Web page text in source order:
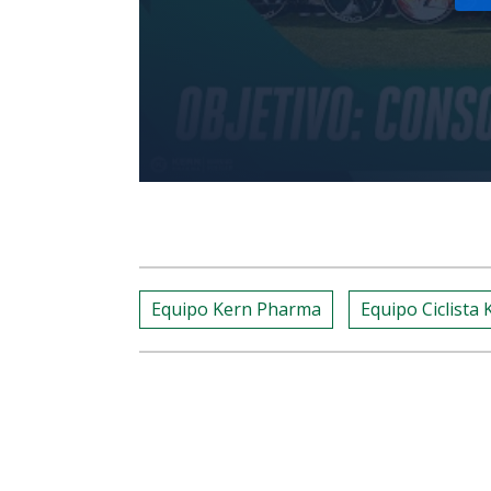
Equipo Kern Pharma Equipo Ciclista